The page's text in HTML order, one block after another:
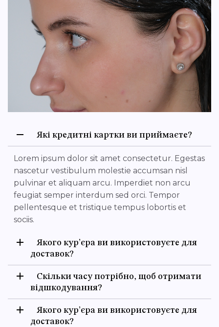
Які кредитні картки ви приймаєте?
Lorem ipsum dolor sit amet consectetur. Egestas
nascetur vestibulum molestie accumsan nisl
pulvinar et aliquam arcu. Imperdiet non arcu
feugiat semper interdum sed orci. Tempor
pellentesque et tristique tempus lobortis et
sociis.
Якого кур’єра ви використовуєте для
доставок?
Скільки часу потрібно, щоб отримати
відшкодування?
Якого кур’єра ви використовуєте для
доставок?